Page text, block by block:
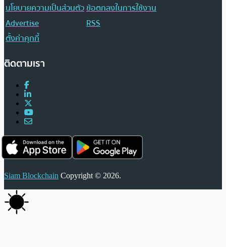
นโยบายความเป็นส่วนตัวข้อตกลงในการใช้งาน
Advertise
RSS
ตั้งค่าคุกกี้
ติดตามเรา
Siam Blockchain Copyright © 2026.